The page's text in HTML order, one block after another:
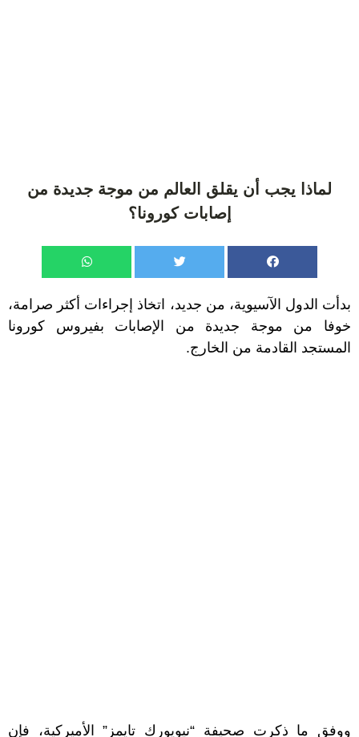
لماذا يجب أن يقلق العالم من موجة جديدة من
إصابات كورونا؟
بدأت الدول الآسيوية، من جديد، اتخاذ إجراءات أكثر صرامة،
خوفا من موجة جديدة من الإصابات بفيروس كورونا
المستجد القادمة من الخارج.
ووفق ما ذكرت صحيفة “نيويورك تايمز” الأميركية، فإن